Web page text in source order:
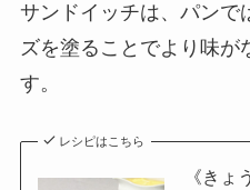
サンドイッチは、パンで
ズを塗ることでより味が
す。
レシピはこちら
《きょ